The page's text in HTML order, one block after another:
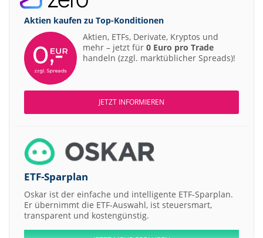
Aktien kaufen zu Top-Konditionen
Aktien, ETFs, Derivate, Kryptos und
mehr – jetzt für 0 Euro pro Trade
handeln (zzgl. marktüblicher Spreads)!
JETZT INFORMIEREN
ETF-Sparplan
Oskar ist der einfache und intelligente ETF-Sparplan.
Er übernimmt die ETF-Auswahl, ist steuersmart,
transparent und kostengünstig.